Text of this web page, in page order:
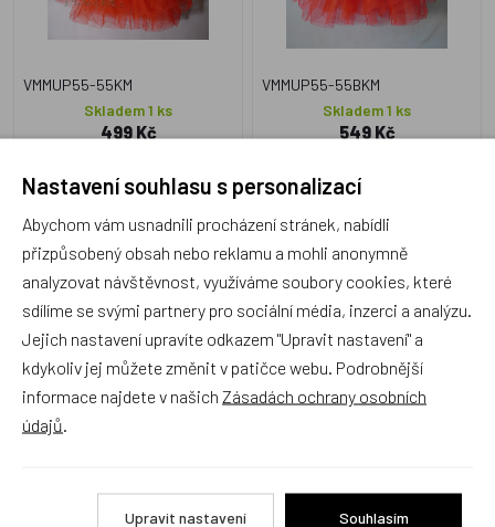
VMMUP55-55KM
Skladem 1 ks
499 Kč
VMMUP55-55BKM
Skladem 1 ks
549 Kč
Tylová baletní sukně
fialovo-růžová s
bambulkami vel. M (6-10
let)
Český výrobek
Skladem 2 ks
Nastavení souhlasu s personalizací
Abychom vám usnadnili procházení stránek, nabídli
přizpůsobený obsah nebo reklamu a mohli anonymně
analyzovat návštěvnost, využíváme soubory cookies, které
sdílíme se svými partnery pro sociální média, inzerci a analýzu.
Jejich nastavení upravíte odkazem "Upravit nastavení" a
kdykoliv jej můžete změnit v patičce webu. Podrobnější
informace najdete v našich Zásadách ochrany osobních
údajů
Upravit nastavení Souhlasím